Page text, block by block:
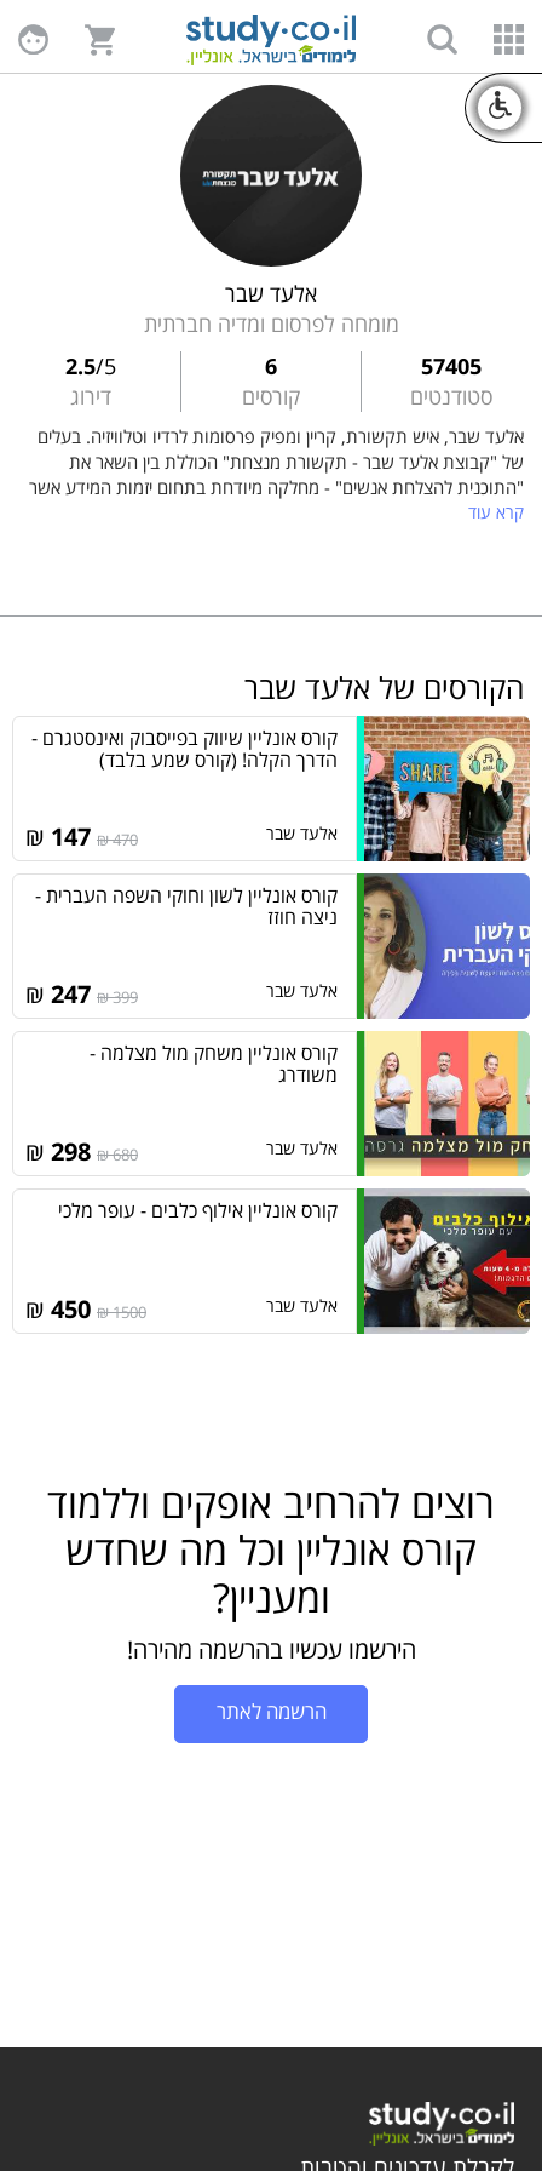
אלעד שבר
מומחה לפרסום ומדיה חברתית
57405
סטודנטים
6
קורסים
2.5/5
דירוג
אלעד שבר, איש תקשורת, קריין ומפיק פרסומות לרדיו וטלוויזיה. בעלים
של "קבוצת אלעד שבר - תקשורת מנצחת" הכוללת בין השאר את
"התוכנית להצלחת אנשים" - מחלקה מיודחת בתחום יזמות המידע אשר
יוצרת ומפיקה קורסים וסדנאות פרימיום בנושאים מגוונים.
קרא עוד
הקורסים של אלעד שבר
קורס אונליין שיווק בפייסבוק ואינסטגרם -
הדרך הקלה! (קורס שמע בלבד)
אלעד שבר 470 ₪
₪
קורס אונליין לשון וחוקי השפה העברית -
ניצה חוזז
אלעד שבר 399 ₪
₪
קורס אונליין משחק מול מצלמה -
משודרג
אלעד שבר 680 ₪
₪
קורס אונליין אילוף כלבים - עופר מלכי
אלעד שבר 1500 ₪
₪
רוצים להרחיב אופקים וללמוד
קורס אונליין וכל מה שחדש
ומעניין?
הירשמו עכשיו בהרשמה מהירה!
הרשמה לאתר